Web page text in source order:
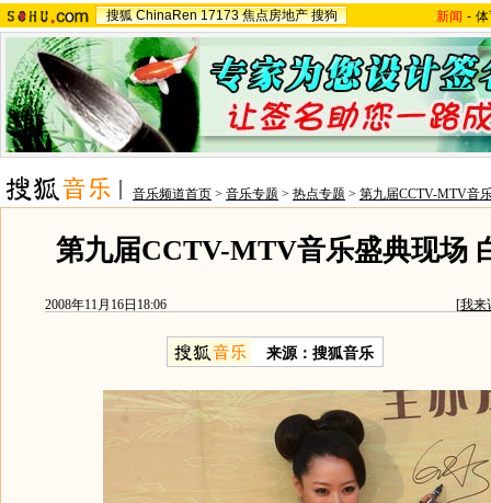
搜狐 ChinaRen 17173 焦点房地产 搜狗 新闻 -
音乐频道首页 > 音乐专题 > 热点专题 > 第九届CCTV-MTV音
第九届CCTV-MTV音乐盛典现场
2008年11月16日18:06 [我来
来源：搜狐音乐